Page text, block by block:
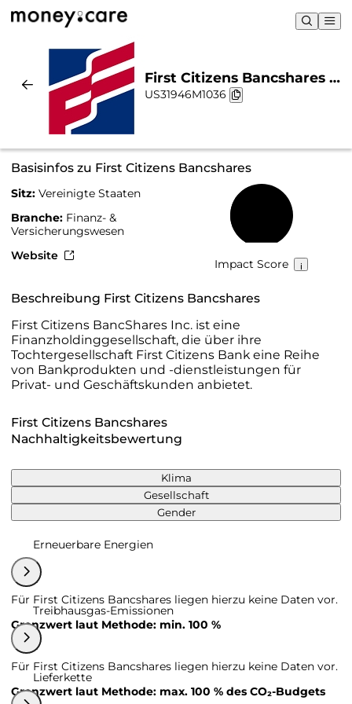
First Citizens Bancshares |
Nachhaltigkeit & Chart
US31946M1036
Basisinfos zu First Citizens Bancshares
Sitz: Vereinigte Staaten
Branche: Finanz- &
Versicherungswesen
Website
Impact Score
Beschreibung First Citizens Bancshares
First Citizens BancShares Inc. ist eine
Finanzholdinggesellschaft, die über ihre
Tochtergesellschaft First Citizens Bank eine Reihe
von Bankprodukten und -dienstleistungen für
Privat- und Geschäftskunden anbietet.
First Citizens Bancshares
Nachhaltigkeitsbewertung
Klima
Gesellschaft
Gender
Erneuerbare Energien
Für First Citizens Bancshares liegen hierzu keine Daten vor.
Grenzwert laut Methode: min. 100 %
Treibhausgas-Emissionen
Für First Citizens Bancshares liegen hierzu keine Daten vor.
Grenzwert laut Methode: max. 100 % des CO₂-Budgets
Lieferkette